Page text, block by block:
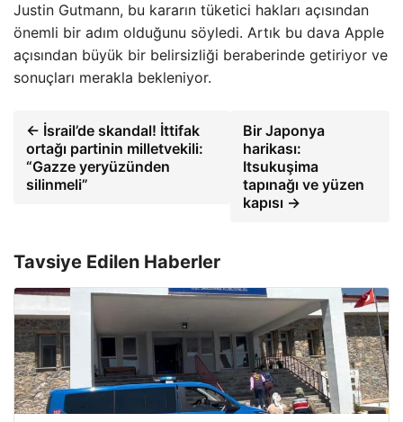
Justin Gutmann, bu kararın tüketici hakları açısından
önemli bir adım olduğunu söyledi. Artık bu dava Apple
açısından büyük bir belirsizliği beraberinde getiriyor ve
sonuçları merakla bekleniyor.
← İsrail’de skandal! İttifak
ortağı partinin milletvekili:
“Gazze yeryüzünden
silinmeli”
Bir Japonya
harikası:
Itsukuşima
tapınağı ve yüzen
kapısı →
Tavsiye Edilen Haberler